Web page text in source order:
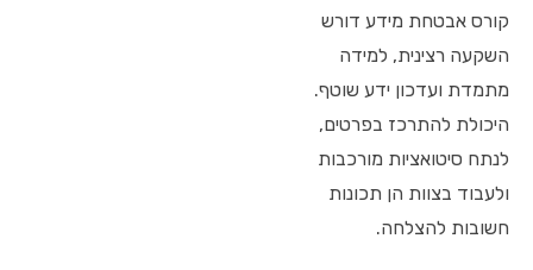
קורס אבטחת מידע דורש
השקעה רצינית, למידה
מתמדת ועדכון ידע שוטף.
היכולת להתרכז בפרטים,
לנתח סיטואציות מורכבות
ולעבוד בצוות הן תכונות
חשובות להצלחה.